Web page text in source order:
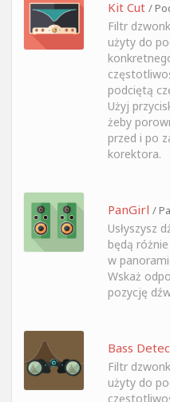
Kit Cut /
Filtr
użyty do
podciętą
Użyj
żeby
przed i po
korektora.
PanGirl /
Usłyszysz
będą
w
Wskaż
pozycję
Bass
Filtr
użyty do